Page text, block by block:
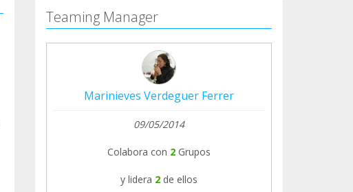
Teaming Manager
Marinieves Verdeguer Ferrer
09/05/2014
Colabora con 2 Grupos
y lidera 2 de ellos